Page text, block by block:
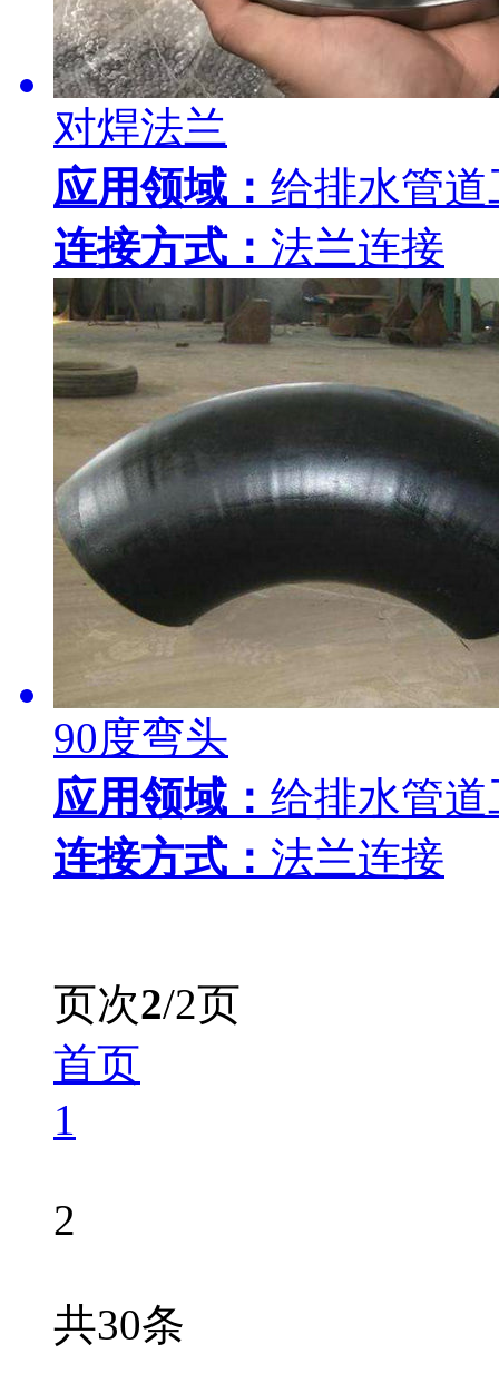
对焊法兰
应用领域： 给排水管道
连接方式： 法兰连接
90度弯头
应用领域： 给排水管道
连接方式： 法兰连接
页次2/2页
首页
1
2
共30条